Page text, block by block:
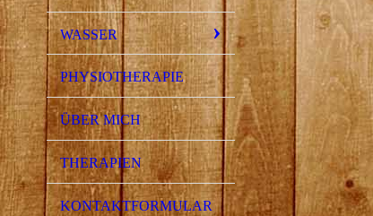
WASSER
PHYSIOTHERAPIE
ÜBER MICH
THERAPIEN
KONTAKTFORMULAR